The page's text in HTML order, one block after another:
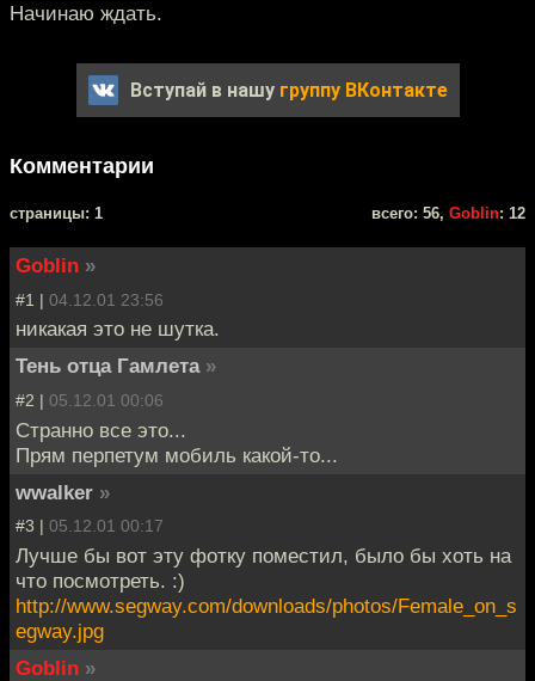
Начинаю ждать.
Вступай в нашу группу ВКонтакте
Комментарии
cтраницы: 1 всего: 56, Goblin: 12
Goblin »
#1 | 04.12.01 23:56
никакая это не шутка.
Тень отца Гамлета »
#2 | 05.12.01 00:06
Странно все это...
Прям перпетум мобиль какой-то...
wwalker »
#3 | 05.12.01 00:17
Лучше бы вот эту фотку поместил, было бы хоть на
что посмотреть. :)
http://www.segway.com/downloads/photos/Female_on_s
egway.jpg
Goblin »